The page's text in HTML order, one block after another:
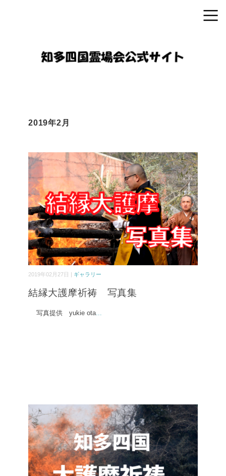
2019年2月
2019年02月27日 | ギャラリー
結縁大護摩祈祷 写真集
写真提供 yukie ota